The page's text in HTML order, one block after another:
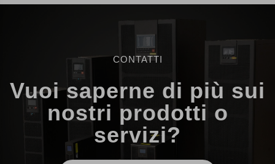
CONTATTI
Vuoi saperne di più sui
nostri prodotti o
servizi?